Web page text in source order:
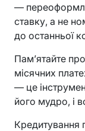
—
ставку, а не
до останньої
Пам’ятайте
місячних
— це
його мудро, і
Кредитування